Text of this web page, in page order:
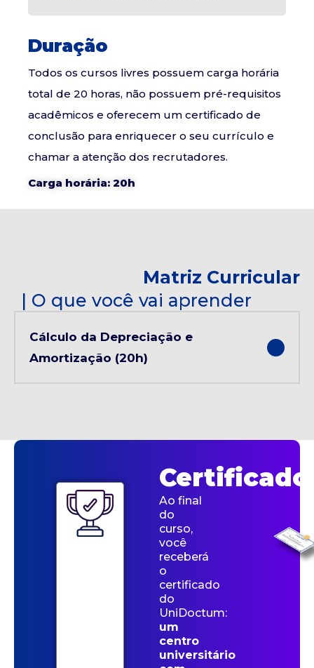
Duração
Todos os cursos livres possuem carga horária
total de 20 horas, não possuem pré-requisitos
acadêmicos e oferecem um certificado de
conclusão para enriquecer o seu currículo e
chamar a atenção dos recrutadores.
Carga horária: 20h
Matriz Curricular
| O que você vai aprender
Cálculo da Depreciação e
Amortização (20h)
Certificado
Ao final
do
curso,
você
receberá
o
certificado
do
UniDoctum:
um
centro
universitário